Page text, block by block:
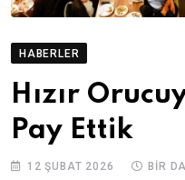
HABERLER
Hızır
Pay Ettik
12 ŞUBAT 2026 BIR